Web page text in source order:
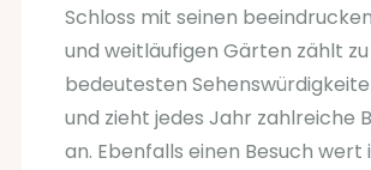
Schloss mit seinen
und weitläufigen Gärten zählt
bedeutesten
und zieht jedes Jahr zahlreiche
an. Ebenfalls einen Besuch wert